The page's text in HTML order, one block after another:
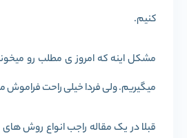
کنیم.
مشکل اینه که امروز ی مطلب رو
میگیریم. ولی فردا خیلی راحت فراموش
قبلا در یک مقاله راجب انواع روش های